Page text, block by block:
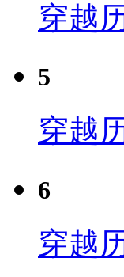
穿越
5
穿越
6
穿越